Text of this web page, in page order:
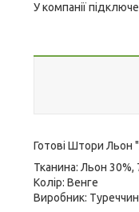
У компанії
Готові Штори Льон
Тканина: Льон 30%,
Колір: Венге
Виробник: